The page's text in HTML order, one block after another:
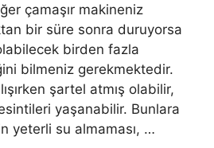
çamaşır makineniz
bir süre sonra duruyorsa
birden fazla
bilmeniz gerekmektedir.
şartel atmış olabilir,
yaşanabilir. Bunlara
yeterli su almaması, …